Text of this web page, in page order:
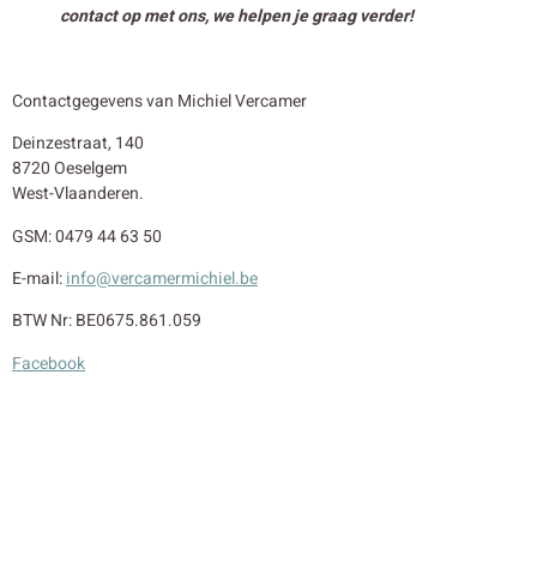
contact op met ons, we helpen je graag verder!
Contactgegevens van Michiel Vercamer
Deinzestraat, 140
8720 Oeselgem
West-Vlaanderen.
GSM: 0479 44 63 50
E-mail:info@vercamermichiel.be
BTW Nr: BE0675.861.059
Facebook